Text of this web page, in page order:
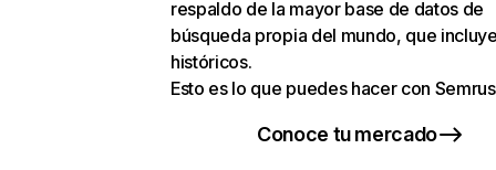
respaldo de la mayor base de datos de
búsqueda propia del mundo, que
históricos.
Esto es lo que puedes hacer con
Conoce tu mercado